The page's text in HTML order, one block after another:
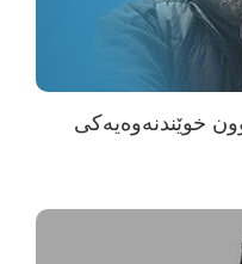
خوێندنەوەیەکی